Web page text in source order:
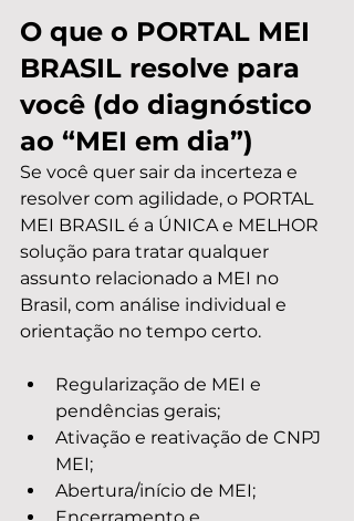
O que o PORTAL MEI
BRASIL resolve para
você (do diagnóstico
ao “MEI em dia”)
Se você quer sair da incerteza e
resolver com agilidade, o PORTAL
MEI BRASIL é a ÚNICA e MELHOR
solução para tratar qualquer
assunto relacionado a MEI no
Brasil, com análise individual e
orientação no tempo certo.
Regularização de MEI e
pendências gerais;
Ativação e reativação de CNPJ
MEI;
Abertura/início de MEI;